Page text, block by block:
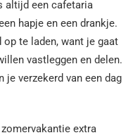
altijd een cafetaria
hapje en een drankje.
te laden, want je gaat
vastleggen en delen.
je verzekerd van een dag
extra